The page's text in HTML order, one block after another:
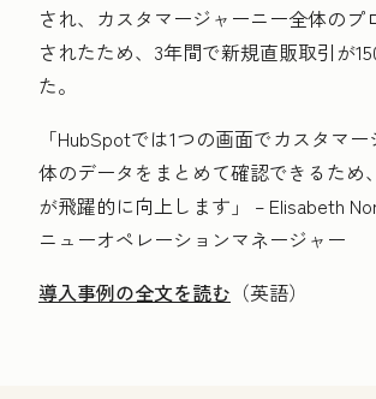
され、カスタマージャーニー全体のプ
されたため、3年間で新規直販取引が
た。
「HubSpotでは1つの画面でカスタマ
体のデータをまとめて確認できるため
が飛躍的に向上します」 – Elisabeth
ニューオペレーションマネージャー
導入事例の全文を読む （英語）